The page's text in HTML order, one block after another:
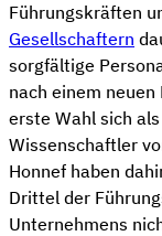
Führungskräften
Gesellschaftern
sorgfältige
nach einem
erste Wahl sich
Wissenschaftler
Honnef haben
Drittel der
Unternehmens